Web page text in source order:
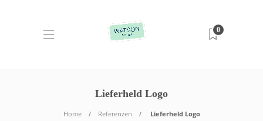
0
Lieferheld Logo
Home Referenzen Lieferheld Logo